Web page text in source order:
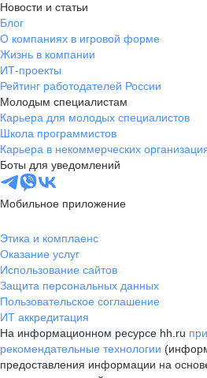
Новости и статьи
Блог
О компаниях в игровой форме
Жизнь в компании
ИТ-проекты
Рейтинг работодателей России
Молодым специалистам
Карьера для молодых специалистов
Школа программистов
Карьера в некоммерческих
Боты для уведомлений
Мобильное приложение
Этика и комплаенс
Оказание услуг
Использование сайтов
Защита персональных данных
Пользовательское соглашение
ИТ аккредитация
На информационном ресурсе hh.ru
рекомендательные технологии
предоставления информации на